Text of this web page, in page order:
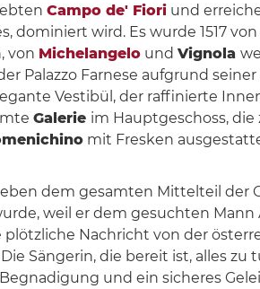
Campo de' Fioriund
dominiert wird. Es wurde 1517 von
von Michelangelound Vignola
Palazzo Farnese aufgrund
Vestibül, der raffinierte
Galerie im Hauptgeschoss, die
mit Fresken
dem gesamten Mittelteil
weil er dem gesuchten
Nachricht von der
Sängerin, die bereit ist, alles
und ein sicheres